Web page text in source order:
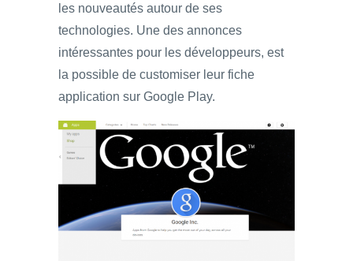
les nouveautés autour de ses
technologies. Une des annonces
intéressantes pour les développeurs, est
la possible de customiser leur fiche
application sur Google Play.